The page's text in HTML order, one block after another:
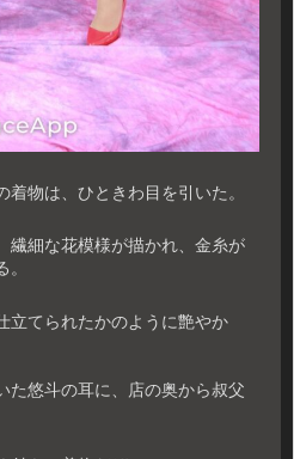
物は、ひときわ目を引いた。
繊細な花模様が描かれ、金糸が
立てられたかのように艶やか
悠斗の耳に、店の奥から叔父